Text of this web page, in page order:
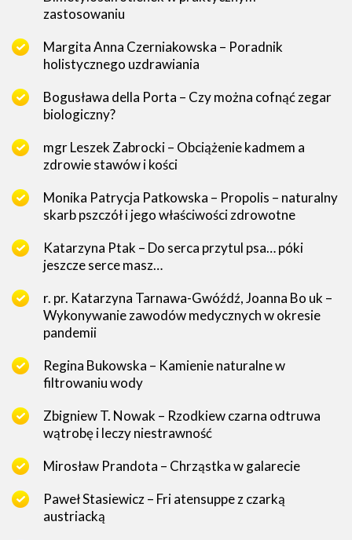
zastosowaniu
Margita Anna Czerniakowska – Poradnik
holistycznego uzdrawiania
Bogusława della Porta – Czy można cofnąć zegar
biologiczny?
mgr Leszek Zabrocki – Obciążenie kadmem a
zdrowie stawów i kości
Monika Patrycja Patkowska – Propolis – naturalny
skarb pszczół i jego właściwości zdrowotne
Katarzyna Ptak – Do serca przytul psa… póki
jeszcze serce masz…
r. pr. Katarzyna Tarnawa-Gwóźdź, Joanna Bo uk –
Wykonywanie zawodów medycznych w okresie
pandemii
Regina Bukowska – Kamienie naturalne w
filtrowaniu wody
Zbigniew T. Nowak – Rzodkiew czarna odtruwa
wątrobę i leczy niestrawność
Mirosław Prandota – Chrząstka w galarecie
Paweł Stasiewicz – Fri atensuppe z czarką
austriacką